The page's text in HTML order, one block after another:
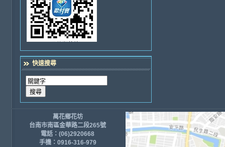
快速搜尋
萬花鄉花坊
台南市南區金華路二段265號
電話：(06)2920668
手機：0916-316-979